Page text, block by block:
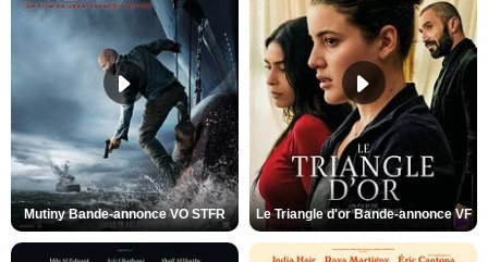
Mutiny Bande-annonce VO STFR Le Triangle d'or Bande-annonce VF